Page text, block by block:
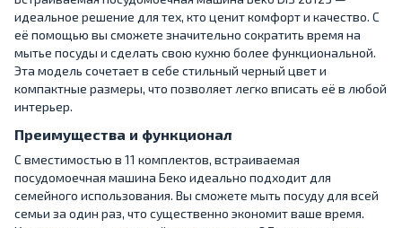
идеальное решение для тех, кто ценит комфорт и качество. С
её помощью вы сможете значительно сократить время на
мытье посуды и сделать свою кухню более функциональной.
Эта модель сочетает в себе стильный черный цвет и
компактные размеры, что позволяет легко вписать её в любой
интерьер.
Преимущества и функционал
С вместимостью в 11 комплектов, встраиваемая
посудомоечная машина Беко идеально подходит для
семейного использования. Вы сможете мыть посуду для всей
семьи за один раз, что существенно экономит ваше время.